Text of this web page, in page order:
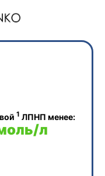
1 ЛПНП менее:
л